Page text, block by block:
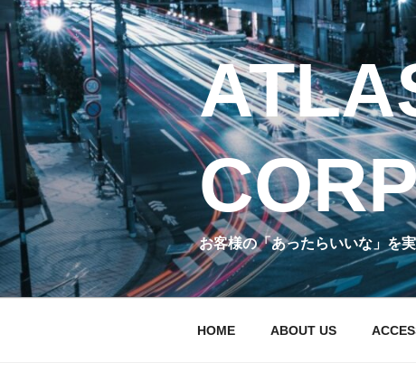
コ
ン
テ
ン
ツ
ス
プ
お客様の「あったらいいな」を
HOME ABOUT US